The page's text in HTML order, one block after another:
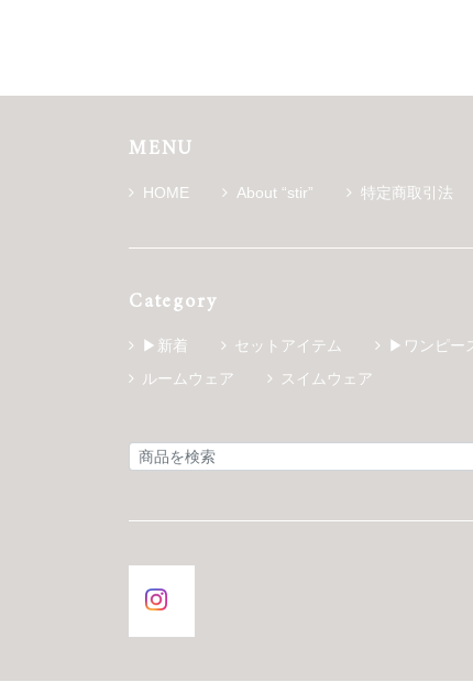
MENU
HOME About “stir” 特定商取引法
Category
▶新着 セットアイテム ▶ワンピー
ルームウェア
スイムウェア